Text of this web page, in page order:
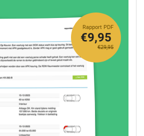
Rapport PDF
€29,95
€9,95